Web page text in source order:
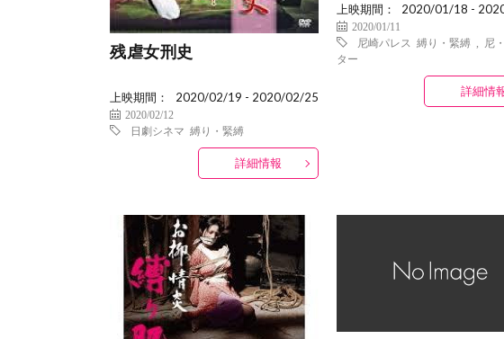
残虐女刑史
上映期間： 2020/02/19 - 2020/02/25
2020/02/12
日劇シネマ 縛り・緊縛
詳細情報
上映期間： 2020/01/18 -
2020/01/11
尼崎パレス
縛り・緊縛,
尼
ター
詳細情